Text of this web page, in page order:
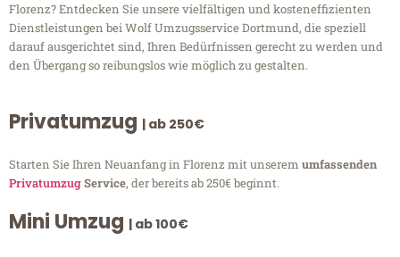
Florenz? Entdecken Sie unsere vielfältigen und kosteneffizienten
Dienstleistungen bei Wolf Umzugsservice Dortmund, die speziell
darauf ausgerichtet sind, Ihren Bedürfnissen gerecht zu werden und
den Übergang so reibungslos wie möglich zu gestalten.
Privatumzug | ab 250€
Starten Sie Ihren Neuanfang in Florenz mit unserem umfassenden
PrivatumzugService, der bereits ab 250€ beginnt.
Mini Umzug | ab 100€